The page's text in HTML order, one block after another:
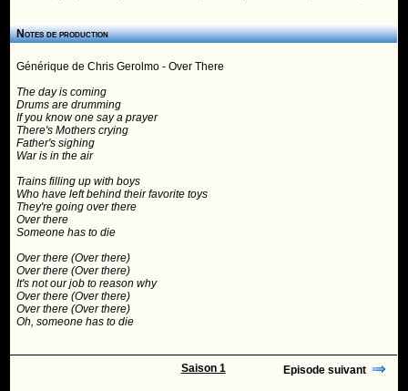
Notes de production
Générique de Chris Gerolmo - Over There
The day is coming
Drums are drumming
If you know one say a prayer
There's Mothers crying
Father's sighing
War is in the air
Trains filling up with boys
Who have left behind their favorite toys
They're going over there
Over there
Someone has to die
Over there (Over there)
Over there (Over there)
It's not our job to reason why
Over there (Over there)
Over there (Over there)
Oh, someone has to die
Saison 1 Episode suivant